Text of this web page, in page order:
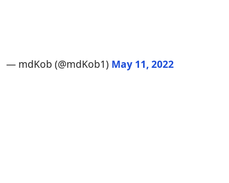
— mdKob (@mdKob1) May 11, 2022